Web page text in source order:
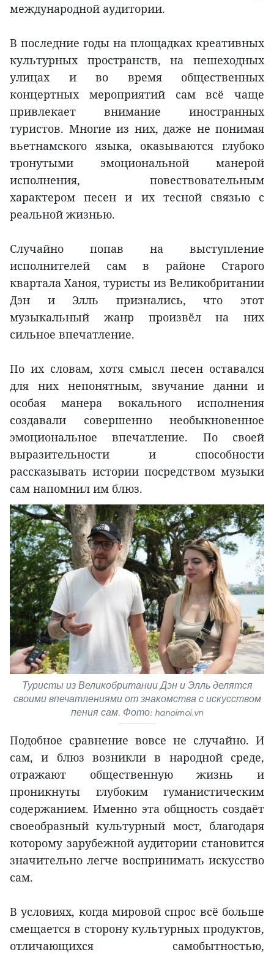
международной аудитории.
В последние годы на площадках креативных
культурных пространств, на пешеходных
улицах и во время общественных
концертных мероприятий сам всё чаще
привлекает внимание иностранных
туристов. Многие из них, даже не понимая
вьетнамского языка, оказываются глубоко
тронутыми эмоциональной манерой
исполнения, повествовательным
характером песен и их тесной связью с
реальной жизнью.
Случайно попав на выступление
исполнителей сам в районе Старого
квартала Ханоя, туристы из Великобритании
Дэн и Элль признались, что этот
музыкальный жанр произвёл на них
сильное впечатление.
По их словам, хотя смысл песен оставался
для них непонятным, звучание данни и
особая манера вокального исполнения
создавали совершенно необыкновенное
эмоциональное впечатление. По своей
выразительности и способности
рассказывать истории посредством музыки
сам напомнил им блюз.
Туристы из Великобритании Дэн и Элль делятся
своими впечатлениями от знакомства с искусством
пения сам. Фото: hanoimoi.vn
Подобное сравнение вовсе не случайно. И
сам, и блюз возникли в народной среде,
отражают общественную жизнь и
проникнуты глубоким гуманистическим
содержанием. Именно эта общность создаёт
своеобразный культурный мост, благодаря
которому зарубежной аудитории становится
значительно легче воспринимать искусство
сам.
В условиях, когда мировой спрос всё больше
смещается в сторону культурных продуктов,
отличающихся самобытностью,